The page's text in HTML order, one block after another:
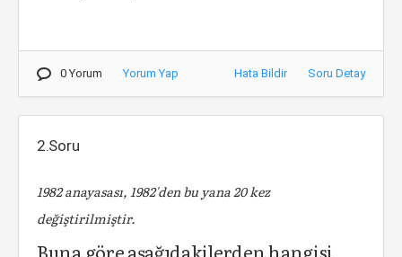
0 Yorum Yorum Yap Hata Bildir Soru Detay
2.Soru
1982 anayasası, 1982'den bu yana 20 kez
değiştirilmiştir.
Buna göre aşağıdakilerden hangisi